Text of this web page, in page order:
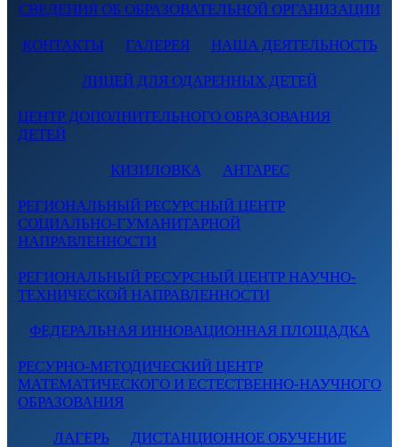
СВЕДЕНИЯ ОБ ОБРАЗОВАТЕЛЬНОЙ ОРГАНИЗАЦИИ
КОНТАКТЫ ГАЛЕРЕЯ НАША ДЕЯТЕЛЬНОСТЬ
ЛИЦЕЙ ДЛЯ ОДАРЕННЫХ ДЕТЕЙ
ЦЕНТР ДОПОЛНИТЕЛЬНОГО ОБРАЗОВАНИЯ
ДЕТЕЙ
КИЗИЛОВКА АНТАРЕС
РЕГИОНАЛЬНЫЙ РЕСУРСНЫЙ ЦЕНТР
СОЦИАЛЬНО-ГУМАНИТАРНОЙ
НАПРАВЛЕННОСТИ
РЕГИОНАЛЬНЫЙ РЕСУРСНЫЙ ЦЕНТР НАУЧНО-
ТЕХНИЧЕСКОЙ НАПРАВЛЕННОСТИ
ФЕДЕРАЛЬНАЯ ИННОВАЦИОННАЯ ПЛОЩАДКА
РЕСУРНО-МЕТОДИЧЕСКИЙ ЦЕНТР
МАТЕМАТИЧЕСКОГО И ЕСТЕСТВЕННО-НАУЧНОГО
ОБРАЗОВАНИЯ
ЛАГЕРЬ ДИСТАНЦИОННОЕ ОБУЧЕНИЕ